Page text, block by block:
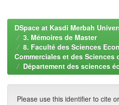
DSpace at Kasdi Merbah
3. Mémoires de Master
8. Faculté des Sciences
Commerciales et des Sciences
Département des sciences
Please use this identifier to cite